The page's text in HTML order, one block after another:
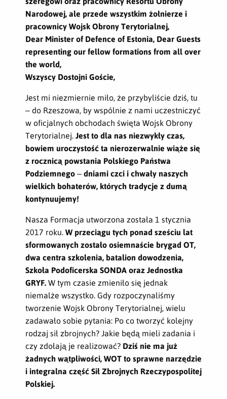
Narodowej, ale przede wszystkim żołnierze i
pracownicy Wojsk Obrony Terytorialnej,
Dear Minister of Defence of Estonia, Dear Guests
representing our fellow formations from all over
the world,
Wszyscy Dostojni Goście,
Jest mi niezmiernie miło, że przybyliście dziś, tu
– do Rzeszowa, by wspólnie z nami uczestniczyć
w oficjalnych obchodach święta Wojsk Obrony
Terytorialnej. Jest to dla nas niezwykły czas,
bowiem uroczystość ta nierozerwalnie wiąże się
z rocznicą powstania Polskiego Państwa
Podziemnego – dniami czci i chwały naszych
wielkich bohaterów, których tradycje z dumą
kontynuujemy!
Nasza Formacja utworzona została 1 stycznia
2017 roku. W przeciągu tych ponad sześciu lat
sformowanych zostało osiemnaście brygad OT,
dwa centra szkolenia, batalion dowodzenia,
Szkoła Podoficerska SONDA oraz Jednostka
GRYF. W tym czasie zmieniło się jednak
niemalże wszystko. Gdy rozpoczynaliśmy
tworzenie Wojsk Obrony Terytorialnej, wielu
zadawało sobie pytania: Po co tworzyć kolejny
rodzaj sił zbrojnych? Jakie będą mieli zadania i
czy zdołają je realizować? Dziś nie ma już
żadnych wątpliwości, WOT to sprawne narzędzie
i integralna część Sił Zbrojnych Rzeczypospolitej
Polskiej.